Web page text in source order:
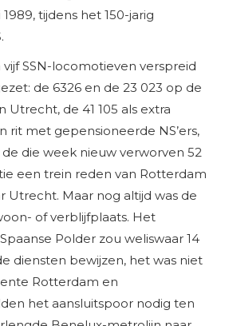
tijdens het 150-jarig
SSN-locomotieven verspreid
de 6326 en de 23 023 op de
de 41 105 als extra
rit met gepensioneerde NS’ers,
die week nieuw verworven 52
een trein reden van Rotterdam
Utrecht. Maar nog altijd was de
of verblijfplaats. Het
Polder zou weliswaar 14
diensten bewijzen, het was niet
Rotterdam en
het aansluitspoor nodig ten